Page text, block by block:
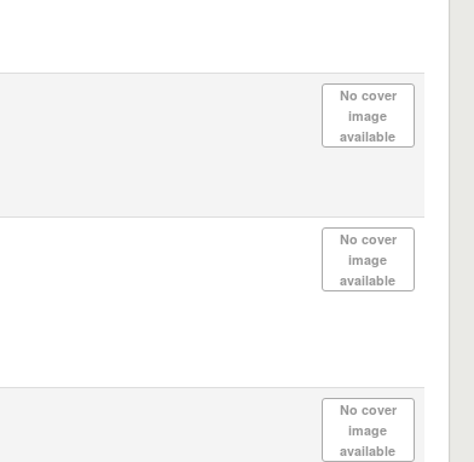
No cover
image
available
No cover
image
available
No cover
image
available